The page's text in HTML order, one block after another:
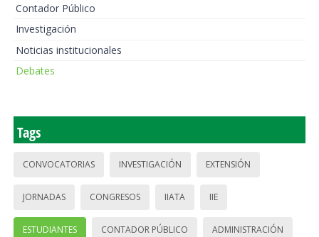
Contador Público
Investigación
Noticias institucionales
Debates
Tags
CONVOCATORIAS INVESTIGACIÓN EXTENSIÓN
JORNADAS CONGRESOS IIATA IIE
ESTUDIANTES CONTADOR PÚBLICO ADMINISTRACIÓN